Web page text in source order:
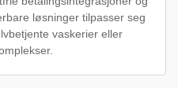
løsninger tilpasser seg
vaskerier eller